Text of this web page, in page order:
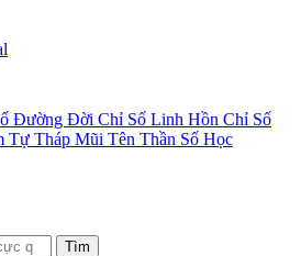
Đường Đời Chỉ Số Linh Hồn Chỉ Số
Tự Tháp Mũi Tên Thần Số Học
Tìm